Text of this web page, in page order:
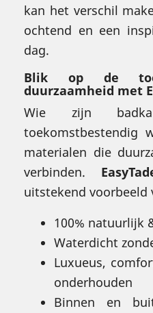
kan het verschil
ochtend en een
dag.
Blik op de
duurzaamheid met
Wie zijn
toekomstbestendig
materialen die
verbinden.
uitstekend voorbeeld
100% natuurlijk
Waterdicht
Luxueus,
onderhouden
Binnen en